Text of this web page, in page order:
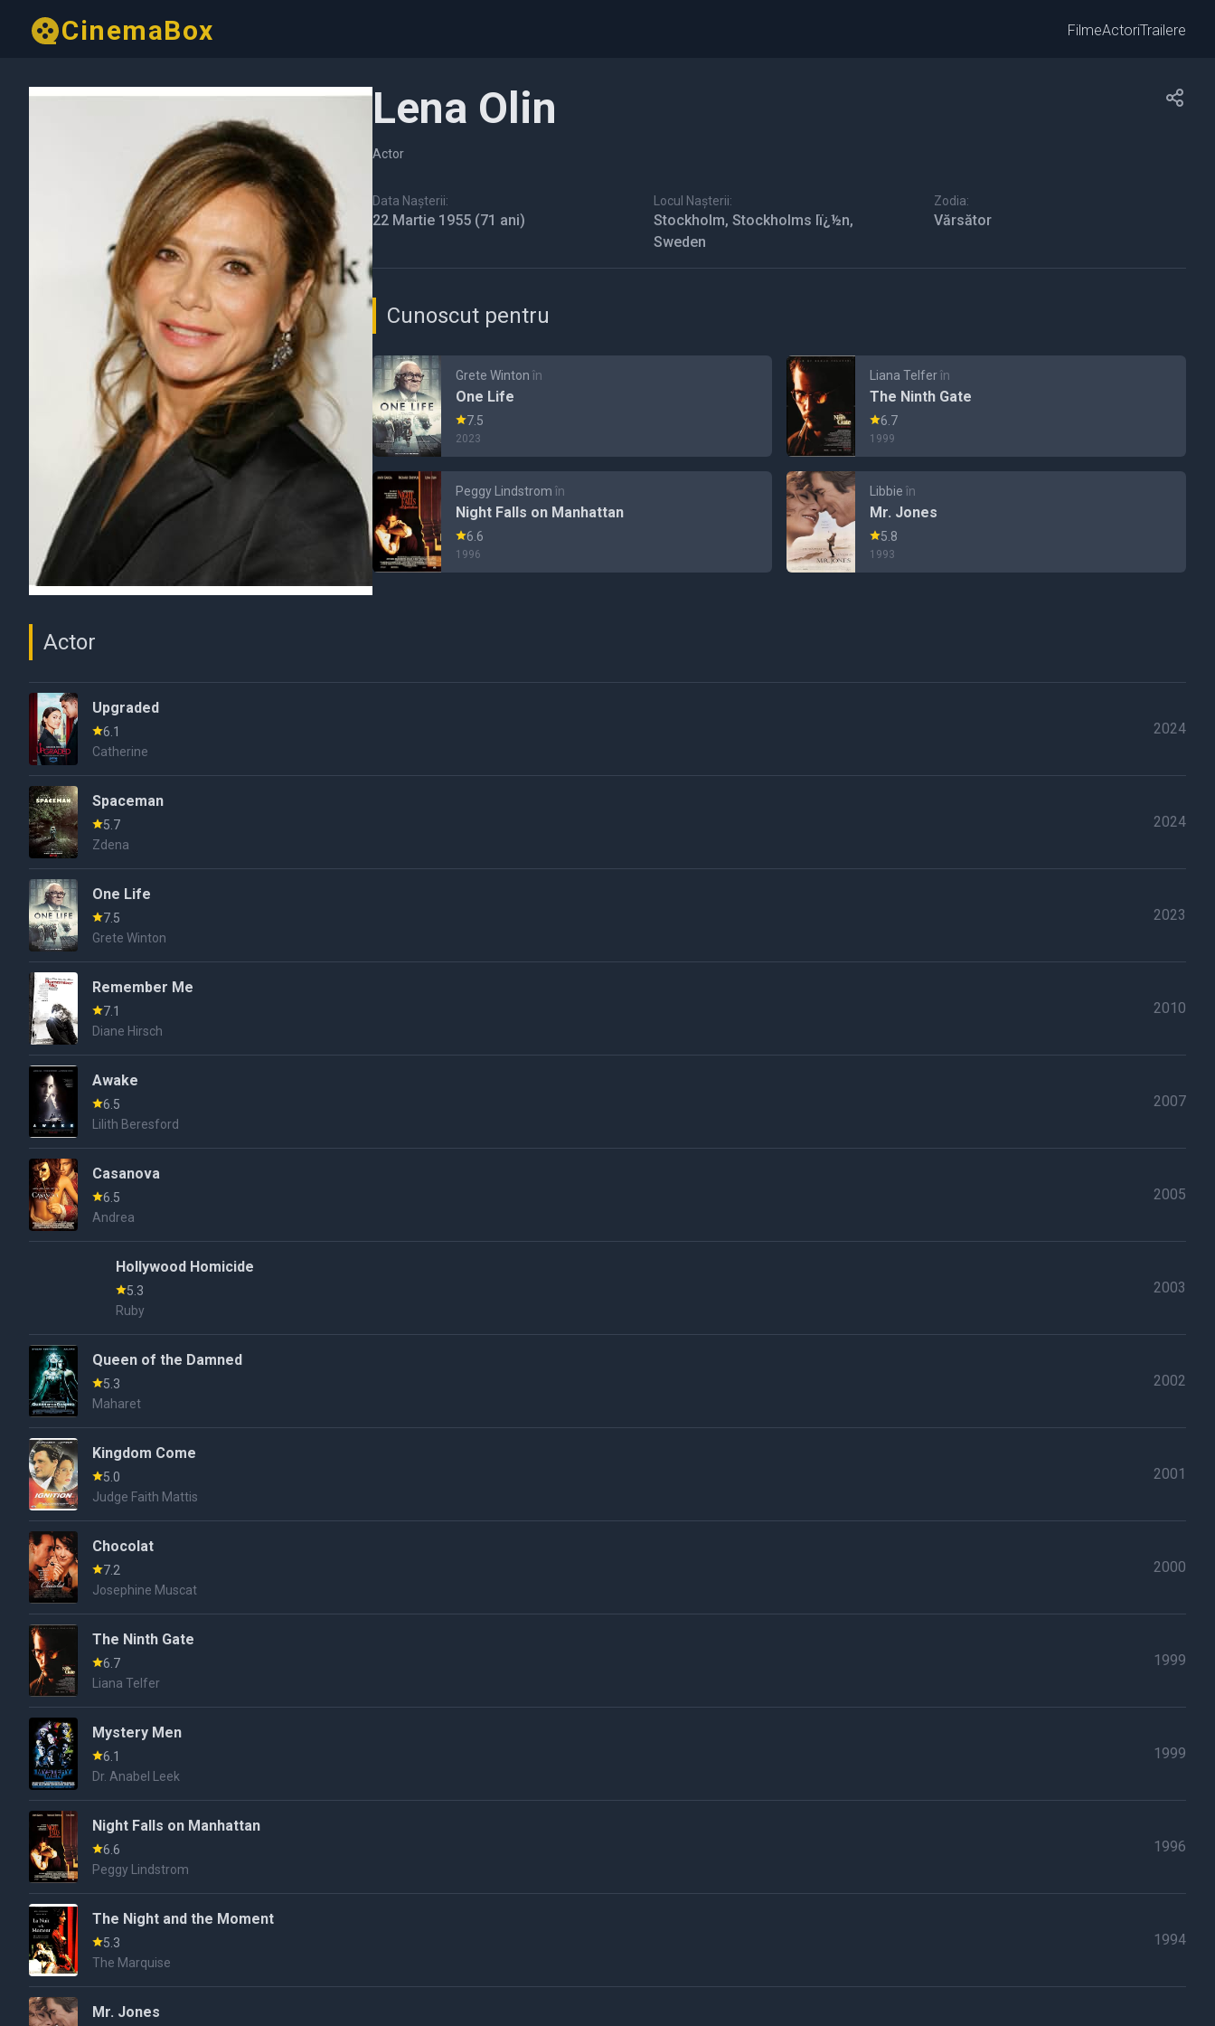
CinemaBox FilmeActoriTrailere
Lena Olin
Actor
Data Nașterii:
22 Martie 1955 (71 ani)
Locul Nașterii:
Stockholm, Stockholms lï¿½n,
Sweden
Zodia:
Vărsător
Cunoscut pentru
Grete Winton în
One Life
7.5
2023
Liana Telferîn
The Ninth Gate
6.7
1999
Peggy Lindstrom în
Night Falls on Manhattan
6.6
1996
Libbie în
Mr. Jones
5.8
1993
Actor
Upgraded
6.1
Catherine
2024
Spaceman
5.7
Zdena
2024
One Life
7.5
Grete Winton
2023
Remember Me
7.1
Diane Hirsch
2010
Awake
6.5
Lilith Beresford
2007
Casanova
6.5
Andrea
2005
Hollywood Homicide
5.3
Ruby
2003
Queen of the Damned
5.3
Maharet
2002
Kingdom Come
5.0
Judge Faith Mattis
2001
Chocolat
7.2
Josephine Muscat
2000
The Ninth Gate
6.7
Liana Telfer
1999
Mystery Men
6.1
Dr. Anabel Leek
1999
Night Falls on Manhattan
6.6
Peggy Lindstrom
1996
The Night and the Moment
5.3
The Marquise
1994
Mr. Jones